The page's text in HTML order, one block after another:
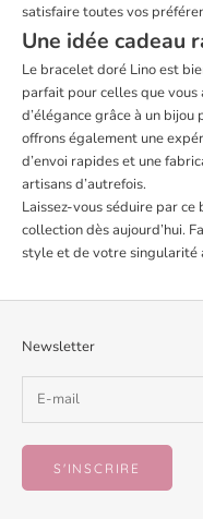
satisfaire toutes vos
Une idée cadeau
Le bracelet doré Lino est
parfait pour celles que vous
d’élégance grâce à un
offrons également une
d’envoi rapides et une
artisans d’autrefois.
Laissez-vous séduire par
collection dès aujourd’hui.
style et de votre singularité
Newsletter
S'INSCRIRE